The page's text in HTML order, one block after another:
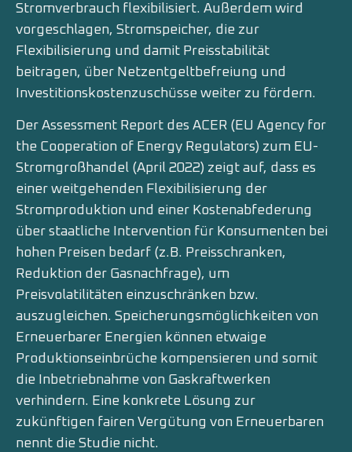
Stromverbrauch flexibilisiert. Außerdem wird
vorgeschlagen, Stromspeicher, die zur
Flexibilisierung und damit Preisstabilität
beitragen, über Netzentgeltbefreiung und
Investitionskostenzuschüsse weiter zu fördern.
Der Assessment Report des ACER (EU Agency for
the Cooperation of Energy Regulators) zum EU-
Stromgroßhandel (April 2022) zeigt auf, dass es
einer weitgehenden Flexibilisierung der
Stromproduktion und einer Kostenabfederung
über staatliche Intervention für Konsumenten bei
hohen Preisen bedarf (z.B. Preisschranken,
Reduktion der Gasnachfrage), um
Preisvolatilitäten einzuschränken bzw.
auszugleichen. Speicherungsmöglichkeiten von
Erneuerbarer Energien können etwaige
Produktionseinbrüche kompensieren und somit
die Inbetriebnahme von Gaskraftwerken
verhindern. Eine konkrete Lösung zur
zukünftigen fairen Vergütung von Erneuerbaren
nennt die Studie nicht.